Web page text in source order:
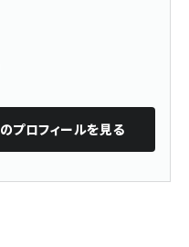
のプロフィールを見る